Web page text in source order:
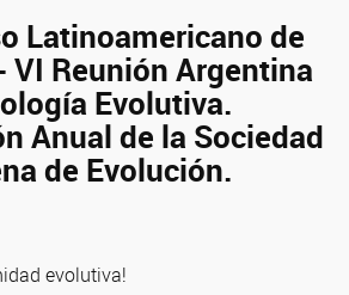
Latinoamericano de
VI Reunión Argentina
Evolutiva.
Anual de la Sociedad
de Evolución.
evolutiva!